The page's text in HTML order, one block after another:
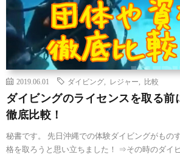
2019.06.01 ダイビング レジャー 比較
ダイビングのライセンスを取る前
徹底比較！
秘書です。 先日沖縄での体験ダイビングがもの
格を取ろうと思い立ちました！ ⇒その時のダイ